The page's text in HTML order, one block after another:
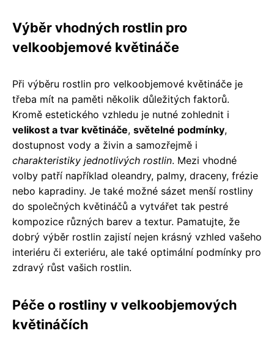
Výběr vhodných rostlin pro
velkoobjemové květináče
Při výběru rostlin pro velkoobjemové květináče je
třeba mít na paměti několik důležitých faktorů.
Kromě estetického vzhledu je nutné zohlednit i
velikost a tvar květináče, světelné podmínky,
dostupnost vody a živin a samozřejmě i
charakteristiky jednotlivých rostlin. Mezi vhodné
volby patří například oleandry, palmy, draceny, frézie
nebo kapradiny. Je také možné sázet menší rostliny
do společných květináčů a vytvářet tak pestré
kompozice různých barev a textur. Pamatujte, že
dobrý výběr rostlin zajistí nejen krásný vzhled vašeho
interiéru či exteriéru, ale také optimální podmínky pro
zdravý růst vašich rostlin.
Péče o rostliny v velkoobjemových
květináčích